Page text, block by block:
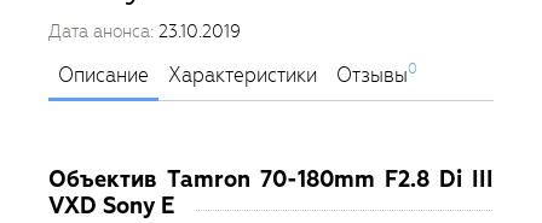
Дата анонса: 23.10.2019
Описание Характеристики Отзывы0
Объектив Tamron 70-180mm F2.8 Di III
VXD Sony E